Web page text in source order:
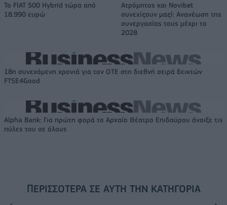
Το FIAT 500 Hybrid τώρα από
18.990 ευρώ
Ατρόμητος και Novibet
συνεχίζουν μαζί: Ανανέωση της
συνεργασίας τους μέχρι το
2028
18η συνεχόμενη χρονιά για τον ΟΤΕ στη διεθνή σειρά δεικτών
FTSE4Good
Alpha Bank: Για πρώτη φορά το Αρχαίο Θέατρο Επιδαύρου άνοιξε τις
πύλες του σε όλους
ΠΕΡΙΣΣΌΤΕΡΑ ΣΕ ΑΥΤΉ ΤΗΝ ΚΑΤΗΓΟΡΊΑ